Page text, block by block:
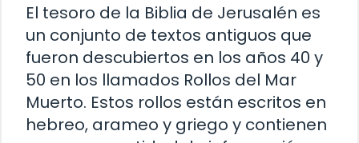
El tesoro de la Biblia de Jerusalén es
un conjunto de textos antiguos que
fueron descubiertos en los años 40 y
50 en los llamados Rollos del Mar
Muerto. Estos rollos están escritos en
hebreo, arameo y griego y contienen